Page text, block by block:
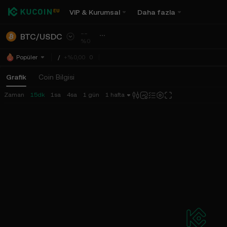
VIP & Kurumsal Daha fazla
BTC/USDC --
%0
Popüler / +%0,00 0
Grafik Coin Bilgisi
Zaman 15dk 1sa 4sa 1 gün 1 hafta